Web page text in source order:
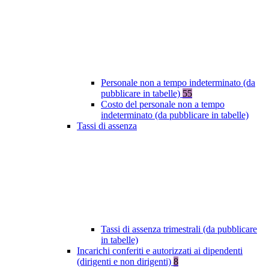
Personale non a tempo indeterminato (da
pubblicare in tabelle) 55
Costo del personale non a tempo
indeterminato (da pubblicare in tabelle)
Tassi di assenza
Tassi di assenza trimestrali (da pubblicare
in tabelle)
Incarichi conferiti e autorizzati ai dipendenti
(dirigenti e non dirigenti) 8